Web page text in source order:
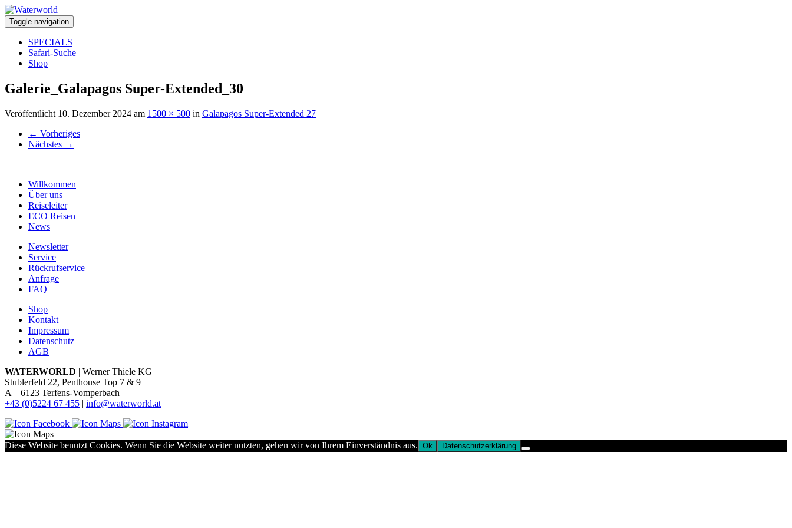
Toggle navigation
SPECIALS
Safari-Suche
Shop
Galerie_Galapagos Super-Extended_30
Veröffentlicht 10. Dezember 2024 am 1500 × 500 in Galapagos Super-Extended 27
← Vorheriges
Nächstes →
Willkommen
Über uns
Reiseleiter
ECO Reisen
News
Newsletter
Service
Rückrufservice
Anfrage
FAQ
Shop
Kontakt
Impressum
Datenschutz
AGB
WATERWORLD | Werner Thiele KG
Stublerfeld 22, Penthouse Top 7 & 9
A – 6123 Terfens-Vomperbach
+43 (0)5224 67 455 | info@waterworld.at
Diese Website benutzt Cookies. Wenn Sie die Website weiter nutzten, gehen wir von Ihrem Einverständnis aus. Ok Datenschutzerklärung